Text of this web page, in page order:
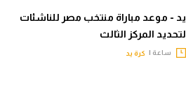
يد - موعد مباراة منتخب مصر للناشئات
لتحديد المركز الثالث
ساعة | كرة يد